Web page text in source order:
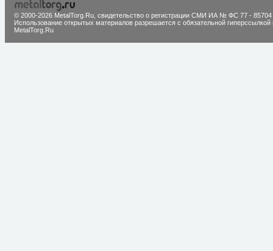
© 2000-2026 MetalTorg.Ru, cвидетельство о регистрации СМИ ИА № ФС 77 - 85704
Использование открытых материалов разрешается с обязательной гиперссылкой
MetalTorg.Ru